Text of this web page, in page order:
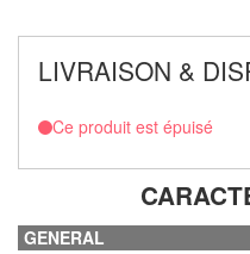
LIVRAISON &
Ce produit est épuisé
GENERAL